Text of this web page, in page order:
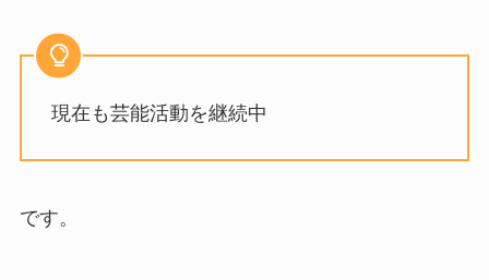
現在も芸能活動を継続中
です。